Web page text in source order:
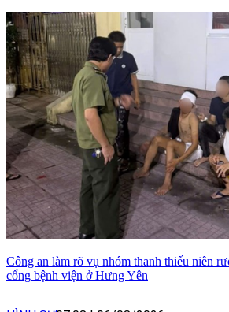
Công an làm rõ vụ nhóm thanh thiếu niên
cổng bệnh viện ở Hưng Yên